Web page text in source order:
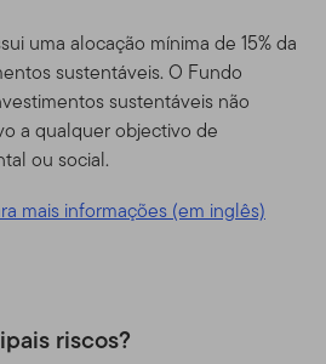
uma alocação mínima de 15% da
sustentáveis. O Fundo
sustentáveis não
a qualquer objectivo de
ou social.
mais informações (em inglês)
riscos?